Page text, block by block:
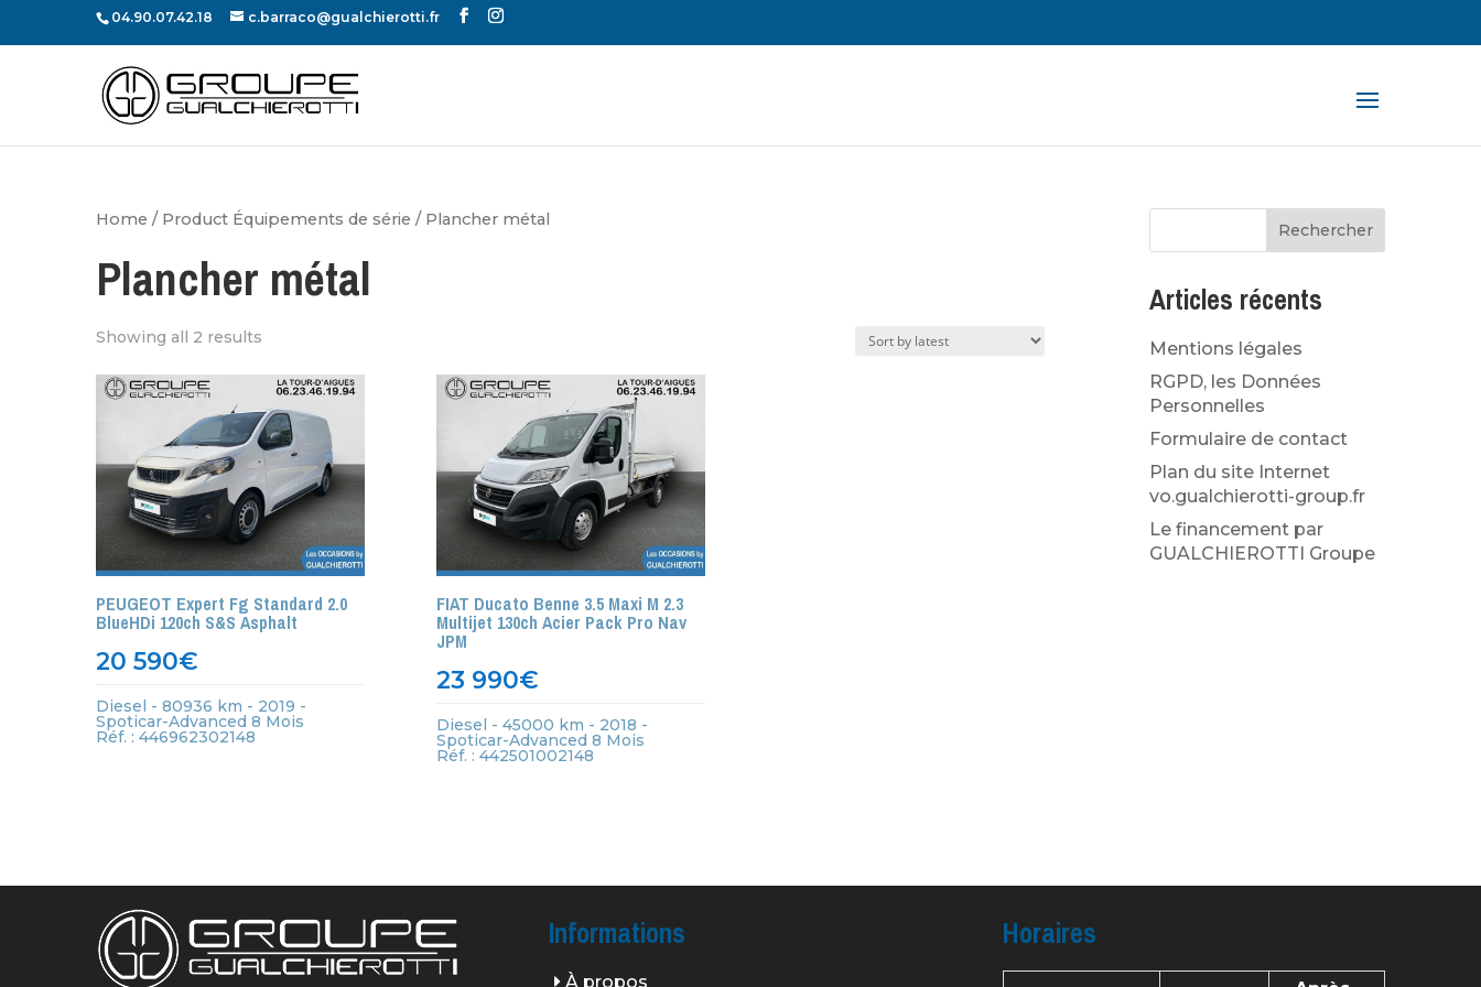
04.90.07.42.18 c.barraco@gualchierotti.fr
Home / Product Équipements de série / Plancher métal
Plancher métal
Showing all 2 results
PEUGEOT Expert Fg Standard 2.0
BlueHDi 120ch S&S Asphalt
20 590€
Diesel - 80936 km - 2019 -
Spoticar-Advanced 8 Mois
Réf. : 446962302148
FIAT Ducato Benne 3.5 Maxi M 2.3
Multijet 130ch Acier Pack Pro Nav
JPM
23 990€
Diesel - 45000 km - 2018 -
Spoticar-Advanced 8 Mois
Réf. : 442501002148
Articles récents
Mentions légales
RGPD, les Données
Personnelles
Formulaire de contact
Plan du site Internet
vo.gualchierotti-group.fr
Le financement par
GUALCHIEROTTI Groupe
Informations
À propos
Horaires